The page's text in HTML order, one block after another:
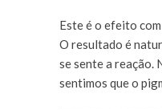
Este é o efeito
O resultado é
se sente a reação.
sentimos que o